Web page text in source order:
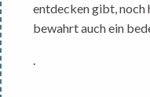
entdecken gibt, noch
bewahrt auch ein
.